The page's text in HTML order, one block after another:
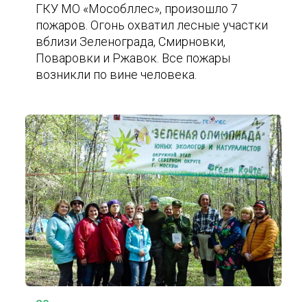
ГКУ МО «Мособллес», произошло 7
пожаров. Огонь охватил лесные участки
вблизи Зеленограда, Смирновки,
Поваровки и Ржавок. Все пожары
возникли по вине человека.